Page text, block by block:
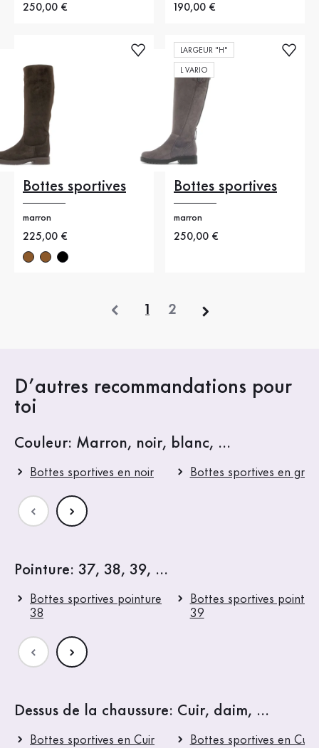
Nouveau prix
250,00 € Nouveau prix
190,00 €
Bottes sportives
marron
Nouveau prix
225,00 €
LARGEUR "H"
L VARIO
Bottes sportives
marron
Nouveau prix
250,00 €
1 2
D’autres recommandations pour
toi
Couleur: Marron, noir, blanc, ...
Bottes sportives en noir Bottes sportives en gris
Pointure: 37, 38, 39, ...
Bottes sportives pointure
38
Bottes sportives
39
Dessus de la chaussure: Cuir, daim, ...
Bottes sportives en Cuir
Bottes sportives en Cuir